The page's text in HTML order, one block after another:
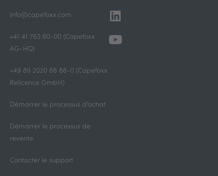
info@capefoxx.com
+41 41 763 60-00 (Capefoxx
AG-HQ)
+49 89 2020 88 88-0 (Capefoxx
Relicence GmbH)
Démarrer le processus d’achat
Démarrer le processus de
revente
Contacter le support
Linkedin
Youtube